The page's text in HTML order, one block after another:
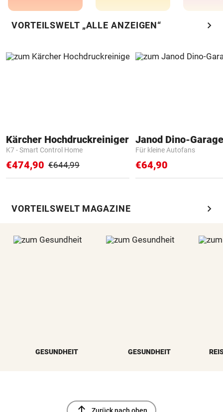
VORTEILSWELT „ALLE ANZEIGEN“ chevron_right
Kärcher Hochdruckreiniger
K7 - Smart Control Home
€474,90 €644,99
Janod Dino-Garage
Für kleine Autofans
€64,90
VORTEILSWELT MAGAZINE chevron_right
GESUNDHEIT GESUNDHEIT
Zurück nach oben